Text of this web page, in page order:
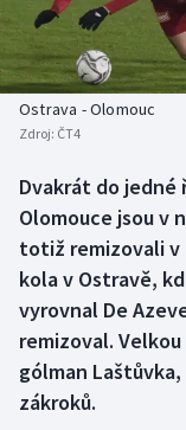
Baseball a
Basketbal
Biatlon
Boby a skeleton
Box
Curling
Dostihy
Soutěže
Historické
Aplikace ČT sport
AZ kvíz
Ostrava - Olomouc
Zdroj: ČT4
Dvakrát do
Olomouce jsou v
totiž remizovali v
kola v Ostravě,
vyrovnal De
remizoval.
gólman
zákroků.